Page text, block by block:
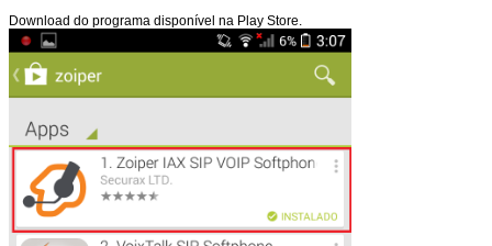
Download do programa disponível na Play Store.